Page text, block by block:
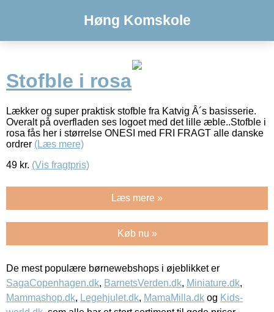
Høng Komskole
Stofble i rosa
Lækker og super praktisk stofble fra Katvig Â´s basisserie.
Overalt på overfladen ses logoet med det lille æble..Stofble i
rosa fås her i størrelse ONESI med FRI FRAGT alle danske
ordrer (Læs mere)
49 kr. (Vis fragtpris)
Læs mere »
Køb nu »
De mest populære børnewebshops i øjeblikket er
SagaCopenhagen.dk, BarnetsVerden.dk, Miniature.dk,
Mammashop.dk, Legehjulet.dk, MamaMilla.dk og Kids-